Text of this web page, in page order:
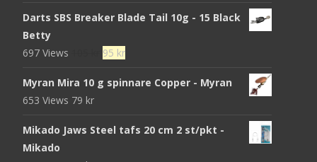
Darts SBS Breaker Blade Tail 10g - 15 Black
Betty
697 Views
Det
priset
95 krDet
priset
Myran Mira 10 g spinnare Copper - Myran
653 Views 79 kr
Mikado Jaws Steel tafs 20 cm 2 st/pkt -
Mikado